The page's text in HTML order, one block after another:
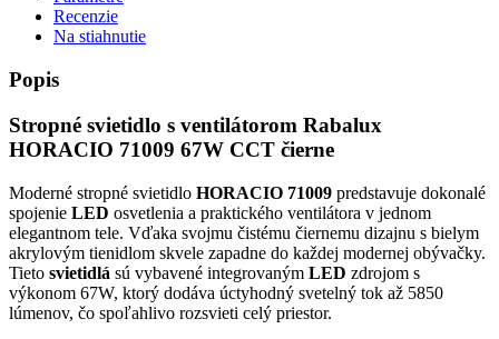
Recenzie
Na stiahnutie
Popis
Stropné svietidlo s ventilátorom Rabalux
HORACIO 71009 67W CCT čierne
Moderné stropné svietidlo HORACIO 71009 predstavuje dokonalé
spojenie LED osvetlenia a praktického ventilátora v jednom
elegantnom tele. Vďaka svojmu čistému čiernemu dizajnu s bielym
akrylovým tienidlom skvele zapadne do každej modernej obývačky.
Tieto svietidlá sú vybavené integrovaným LED zdrojom s
výkonom 67W, ktorý dodáva úctyhodný svetelný tok až 5850
lúmenov, čo spoľahlivo rozsvieti celý priestor.